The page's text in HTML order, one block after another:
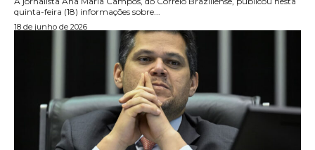
quinta-feira (18) informações sobre...
18 de junho de 2026